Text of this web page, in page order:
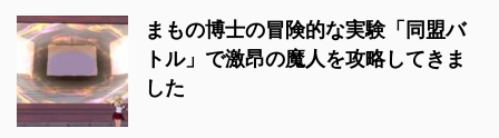
まもの博士の冒険的な実験「同盟バ
トル」で激昂の魔人を攻略してきま
した